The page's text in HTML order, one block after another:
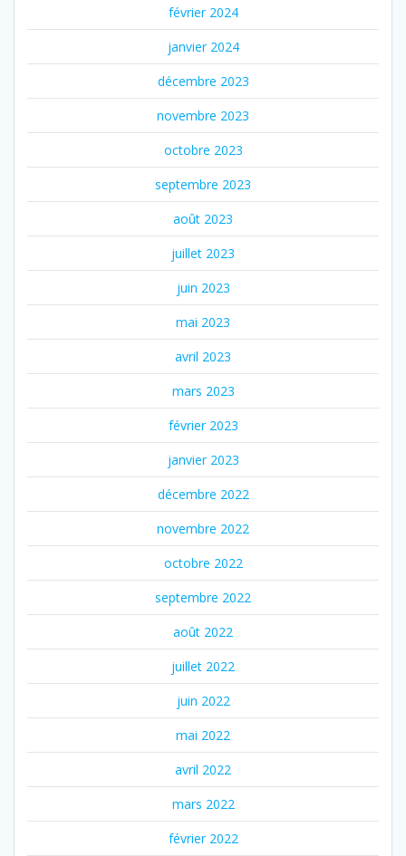
février 2024
janvier 2024
décembre 2023
novembre 2023
octobre 2023
septembre 2023
août 2023
juillet 2023
juin 2023
mai 2023
avril 2023
mars 2023
février 2023
janvier 2023
décembre 2022
novembre 2022
octobre 2022
septembre 2022
août 2022
juillet 2022
juin 2022
mai 2022
avril 2022
mars 2022
février 2022